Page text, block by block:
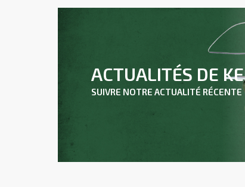
ACTUALITÉS DE
SUIVRE NOTRE ACTUALITÉ RÉCENTE